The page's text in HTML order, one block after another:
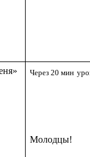
Через 20 мин
Молодцы!